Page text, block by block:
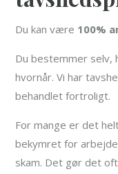
Du kan være 100%
Du bestemmer
hvornår. Vi har
behandlet fortroligt.
For mange er det
bekymret for
skam. Det gør det